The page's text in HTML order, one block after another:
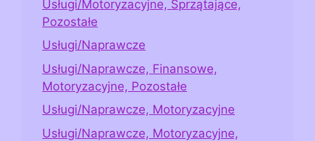
Usługi/Motoryzacyjne, Sprzątające,
Pozostałe
Usługi/Naprawcze
Usługi/Naprawcze, Finansowe,
Motoryzacyjne, Pozostałe
Usługi/Naprawcze, Motoryzacyjne
Usługi/Naprawcze, Motoryzacyjne,